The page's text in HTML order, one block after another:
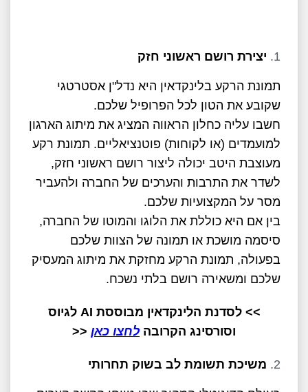
יצירת רושם ראשוני חזק
תמונת הרקע בלינקדאין היא נדל"ן אסטרטגי
שקובע את הטון לכל הפרופיל שלכם.
חשבו עליה כחלון הראווה המציג את מיתוג הארגון
למועמדים (או לקוחות) פוטנציאליים. תמונת רקע
מעוצבת היטב יכולה ליצור רושם ראשוני חזק,
לשדר את התרבות והערכים של החברה ולהעביר
מסר על המקצועיות שלכם.
בין אם היא כוללת את הלוגו והמוטו של החברה,
סיסמה מושכת או תמונה של הצוות שלכם
בפעולה, תמונת הרקע מחזקת את מיתוג המעסיק
שלכם ומשאירה רושם בלתי נשכח.
>> לסדנת הלינקדאין מבוססת AI לגיוס
וסורסינג הקרובה לחצו כאן <<
משיכת תשומת לב בשוק תחרותי